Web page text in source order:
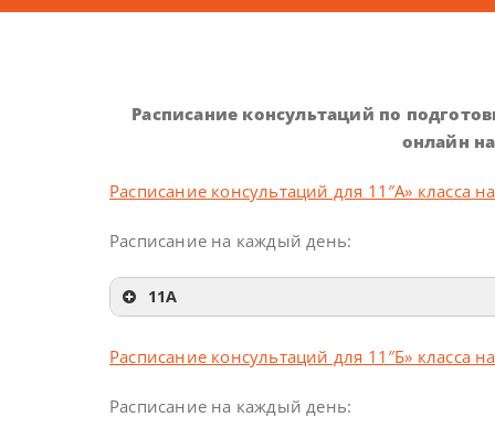
Расписание консультаций по
онлайн
Расписание консультаций для 11″А» класса
Расписание на каждый день:
11А
Расписание консультаций для 11″Б» класса
Расписание на каждый день: